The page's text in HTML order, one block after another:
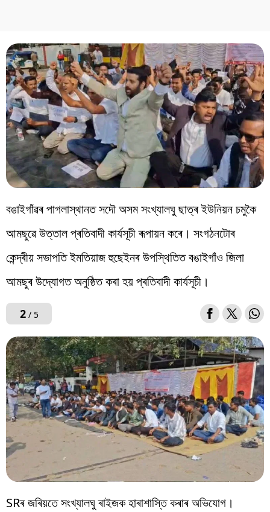
বঙাইগাঁৱৰ পাগলাস্থানত সদৌ অসম সংখ্যালঘু ছাত্ৰ ইউনিয়ন চমুকৈ
আমছুৱে উত্তাল প্ৰতিবাদী কাৰ্যসূচী ৰূপায়ন কৰে। সংগঠনটোৰ
কেন্দ্ৰীয় সভাপতি ইমতিয়াজ হুছেইনৰ উপস্থিতিত বঙাইগাঁও জিলা
আমছুৰ উদ্যোগত অনুষ্ঠিত কৰা হয় প্ৰতিবাদী কাৰ্যসূচী।
2/ 5
SRৰ জৰিয়তে সংখ্যালঘু ৰাইজক হাৰাশাস্তি কৰাৰ অভিযোগ।